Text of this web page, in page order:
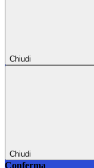
Chiudi
Chiudi
Conferma